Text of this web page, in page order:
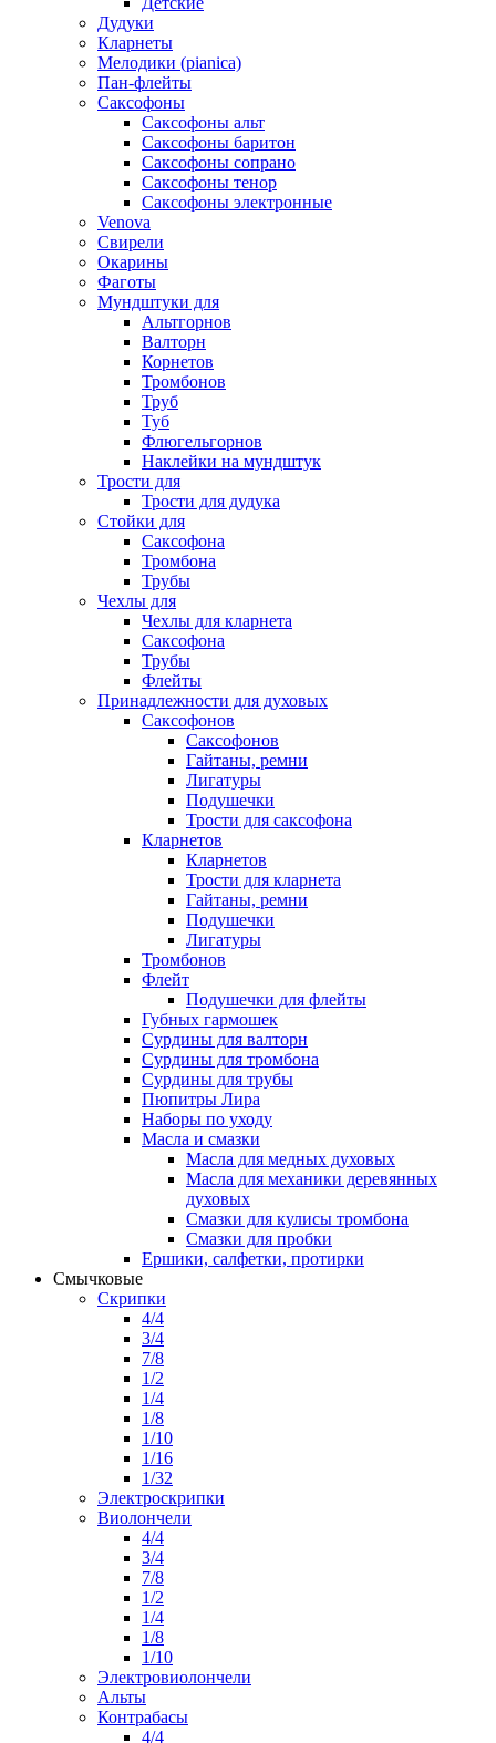
Дудуки
Кларнеты
Мелодики (pianica)
Пан-флейты
Саксофоны
Саксофоны альт
Саксофоны баритон
Саксофоны сопрано
Саксофоны тенор
Саксофоны электронные
Venova
Свирели
Окарины
Фаготы
Мундштуки для
Альтгорнов
Валторн
Корнетов
Тромбонов
Труб
Туб
Флюгельгорнов
Наклейки на мундштук
Трости для
Трости для дудука
Стойки для
Саксофона
Тромбона
Трубы
Чехлы для
Чехлы для кларнета
Саксофона
Трубы
Флейты
Принадлежности для духовых
Саксофонов
Саксофонов
Гайтаны, ремни
Лигатуры
Подушечки
Трости для саксофона
Кларнетов
Кларнетов
Трости для кларнета
Гайтаны, ремни
Подушечки
Лигатуры
Тромбонов
Флейт
Подушечки для флейты
Губных гармошек
Сурдины для валторн
Сурдины для тромбона
Сурдины для трубы
Пюпитры Лира
Наборы по уходу
Масла и смазки
Масла для медных духовых
Масла для механики деревянных
духовых
Смазки для кулисы тромбона
Смазки для пробки
Ершики, салфетки, протирки
Смычковые
Скрипки
4/4
3/4
7/8
1/2
1/4
1/8
1/10
1/16
1/32
Электроскрипки
Виолончели
4/4
3/4
7/8
1/2
1/4
1/8
1/10
Электровиолончели
Альты
Контрабасы
4/4